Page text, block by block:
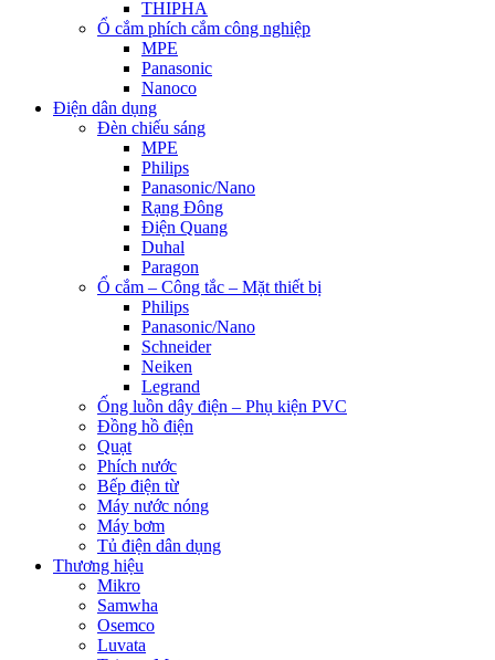
THIPHA
Ổ cắm phích cắm công nghiệp
MPE
Panasonic
Nanoco
Điện dân dụng
Đèn chiếu sáng
MPE
Philips
Panasonic/Nano
Rạng Đông
Điện Quang
Duhal
Paragon
Ổ cắm – Công tắc – Mặt thiết bị
Philips
Panasonic/Nano
Schneider
Neiken
Legrand
Ống luồn dây điện – Phụ kiện PVC
Đồng hồ điện
Quạt
Phích nước
Bếp điện từ
Máy nước nóng
Máy bơm
Tủ điện dân dụng
Thương hiệu
Mikro
Samwha
Osemco
Luvata